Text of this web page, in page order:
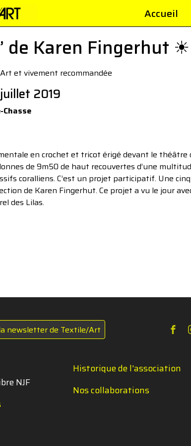
Accueil
de Karen Fingerhut ☀︎
et vivement recommandée
juillet 2019
en crochet et tricot érigé devant le théâtre
de 9m50 de haut recouvertes d’une
coralliens. C’est un projet participatif. Une
de Karen Fingerhut. Ce projet a vu le jour
des Lilas.
newsletter de Textile/Art
NJF
Historique de l'association
Nos collaborations